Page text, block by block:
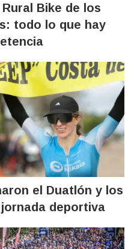
Bike de los
todo lo que hay
el Duatlón y los
deportiva